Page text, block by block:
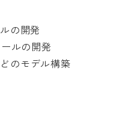
の開発
ルの開発
のモデル構築